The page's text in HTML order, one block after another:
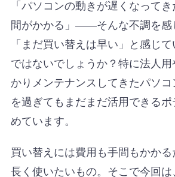
「パソコンの動きが遅くなって
間がかかる」――そんな不調を感
「まだ買い替えは早い」と感じ
ではないでしょうか？特に法人
かりメンテナンスしてきたパソ
を過ぎてもまだまだ活用できる
めています。
買い替えには費用も手間もかか
長く使いたいもの。そこで今回